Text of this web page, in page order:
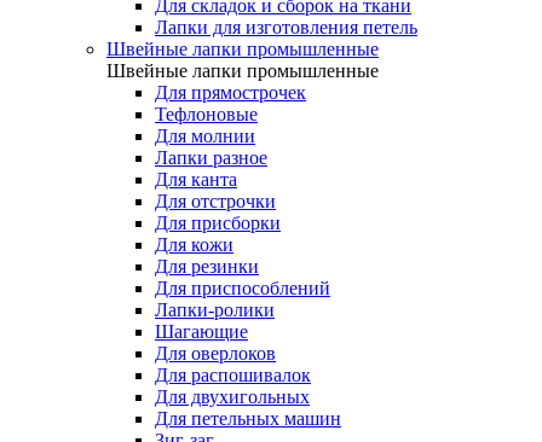
Для складок и сборок на ткани
Лапки для изготовления петель
Швейные лапки промышленные
Швейные лапки промышленные
Для прямострочек
Тефлоновые
Для молнии
Лапки разное
Для канта
Для отстрочки
Для присборки
Для кожи
Для резинки
Для приспособлений
Лапки-ролики
Шагающие
Для оверлоков
Для распошивалок
Для двухигольных
Для петельных машин